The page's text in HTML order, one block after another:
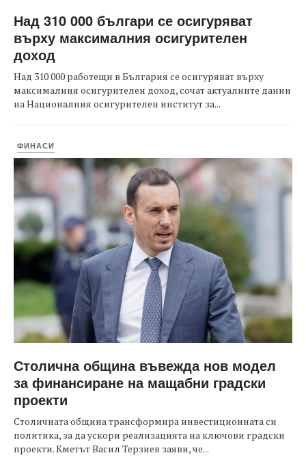
Над 310 000 българи се осигуряват
върху максималния осигурителен
доход
Над 310 000 работещи в България се осигуряват върху
максималния осигурителен доход, сочат актуалните данни
на Националния осигурителен институт за...
ФИНАСИ
Столична община въвежда нов модел
за финансиране на мащабни градски
проекти
Столичната община трансформира инвестиционната си
политика, за да ускори реализацията на ключови градски
проекти. Кметът Васил Терзиев заяви, че...